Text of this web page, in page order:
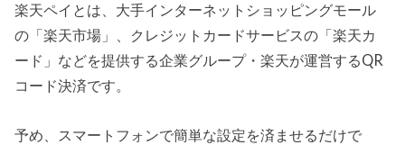
楽天ペイとは、大手インターネットショッピングモール
の「楽天市場」、クレジットカードサービスの「楽天カ
ード」などを提供する企業グループ・楽天が運営するQR
コード決済です。
予め、スマートフォンで簡単な設定を済ませるだけで